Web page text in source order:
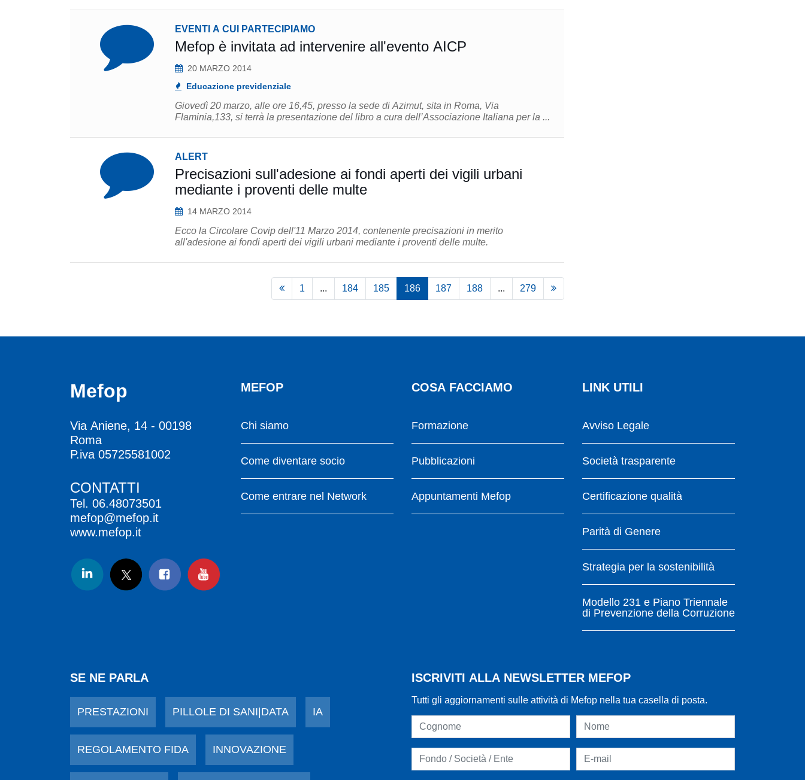
EVENTI A CUI PARTECIPIAMO
Mefop è invitata ad intervenire all'evento AICP
20 MARZO 2014
Educazione previdenziale
Giovedì 20 marzo, alle ore 16,45, presso la sede di Azimut, sita in Roma, Via
Flaminia,133, si terrà la presentazione del libro a cura dell’Associazione Italiana per la ...
ALERT
Precisazioni sull'adesione ai fondi aperti dei vigili urbani
mediante i proventi delle multe
14 MARZO 2014
Ecco la Circolare Covip dell'11 Marzo 2014, contenente precisazioni in merito
all'adesione ai fondi aperti dei vigili urbani mediante i proventi delle multe.
1 ... 184 185 186 187 188 ... 279
Mefop
Via Aniene, 14 - 00198
Roma
P.iva 05725581002
CONTATTI
Tel. 06.48073501
mefop@mefop.it
www.mefop.it
MEFOP
Chi siamo
Come diventare socio
Come entrare nel Network
COSA FACCIAMO
Formazione
Pubblicazioni
Appuntamenti Mefop
LINK UTILI
Avviso Legale
Società trasparente
Certificazione qualità
Parità di Genere
Strategia per la sostenibilità
Modello 231 e Piano Triennale
di Prevenzione della Corruzione
SE NE PARLA
PRESTAZIONI PILLOLE DI SANI|DATA IA
REGOLAMENTO FIDA INNOVAZIONE
ISCRIVITI ALLA NEWSLETTER MEFOP
Tutti gli aggiornamenti sulle attività di Mefop nella tua casella di posta.